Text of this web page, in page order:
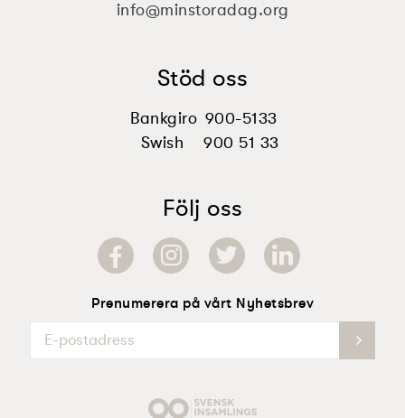
info@minstoradag.org
Stöd oss
Bankgiro 900-5133
Swish
900 51 33
Följ oss
Prenumerera på vårt Nyhetsbrev